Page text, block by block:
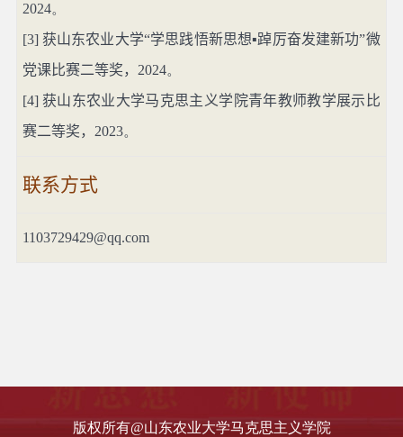
2024。
[3] 获山东农业大学“学思践悟新思想▪踔厉奋发建新功”微
党课比赛二等奖， 2024。
[4] 获山东农业大学马克思主义学院青年教师教学展示比
赛二等奖， 2023。
联系方式
1103729429@qq.com
版权所有@山东农业大学马克思主义学院